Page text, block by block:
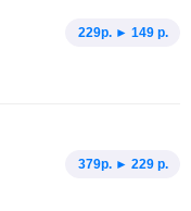
229p. ► 149 р.
379p. ► 229 р.